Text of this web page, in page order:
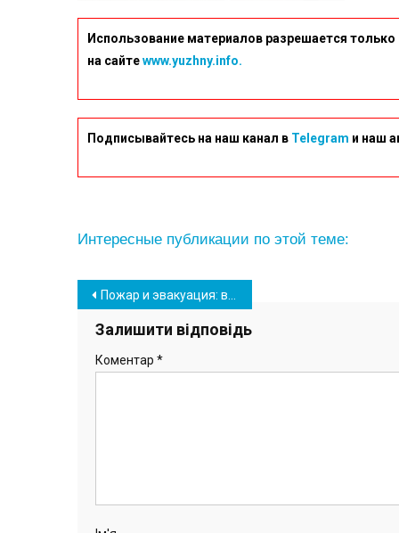
Использование материалов разрешается
на сайтеwww.yuzhny.info.
Подписывайтесь на наш канал в Telegram и наш
Интересные публикации по этой теме:
Навігація
записів
Пожар и эвакуация: в порту “Южный” прошли учения по гражданской обороне (фото)
Залишити відповідь
Коментар *